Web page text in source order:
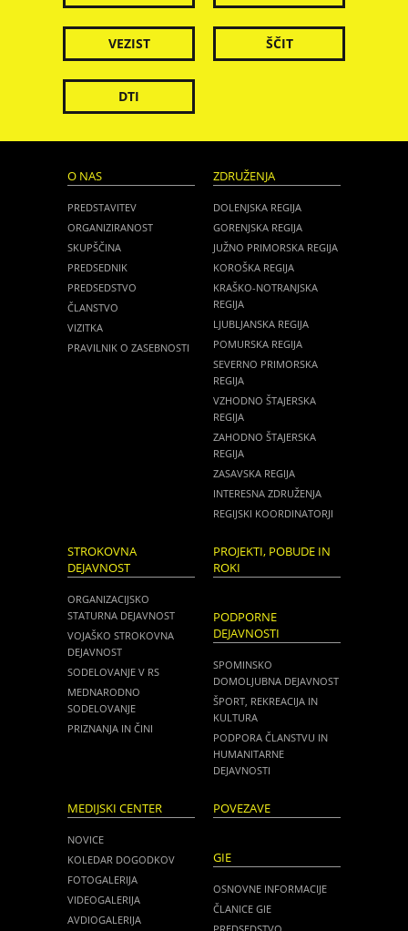
VEZIST ŠČIT
DTI
O NAS
PREDSTAVITEV
ORGANIZIRANOST
SKUPŠČINA
PREDSEDNIK
PREDSEDSTVO
ČLANSTVO
VIZITKA
PRAVILNIK O ZASEBNOSTI
ZDRUŽENJA
DOLENJSKA REGIJA
GORENJSKA REGIJA
JUŽNO PRIMORSKA REGIJA
KOROŠKA REGIJA
KRAŠKO-NOTRANJSKA
REGIJA
LJUBLJANSKA REGIJA
POMURSKA REGIJA
SEVERNO PRIMORSKA
REGIJA
VZHODNO ŠTAJERSKA
REGIJA
ZAHODNO ŠTAJERSKA
REGIJA
ZASAVSKA REGIJA
INTERESNA ZDRUŽENJA
REGIJSKI KOORDINATORJI
STROKOVNA
DEJAVNOST
ORGANIZACIJSKO
STATURNA DEJAVNOST
VOJAŠKO STROKOVNA
DEJAVNOST
SODELOVANJE V RS
MEDNARODNO
SODELOVANJE
PRIZNANJA IN ČINI
PROJEKTI, POBUDE IN
ROKI
PODPORNE
DEJAVNOSTI
SPOMINSKO
DOMOLJUBNA DEJAVNOST
ŠPORT, REKREACIJA IN
KULTURA
PODPORA ČLANSTVU IN
HUMANITARNE
DEJAVNOSTI
MEDIJSKI CENTER
NOVICE
KOLEDAR DOGODKOV
FOTOGALERIJA
VIDEOGALERIJA
AVDIOGALERIJA
POVEZAVE
GIE
OSNOVNE INFORMACIJE
ČLANICE GIE